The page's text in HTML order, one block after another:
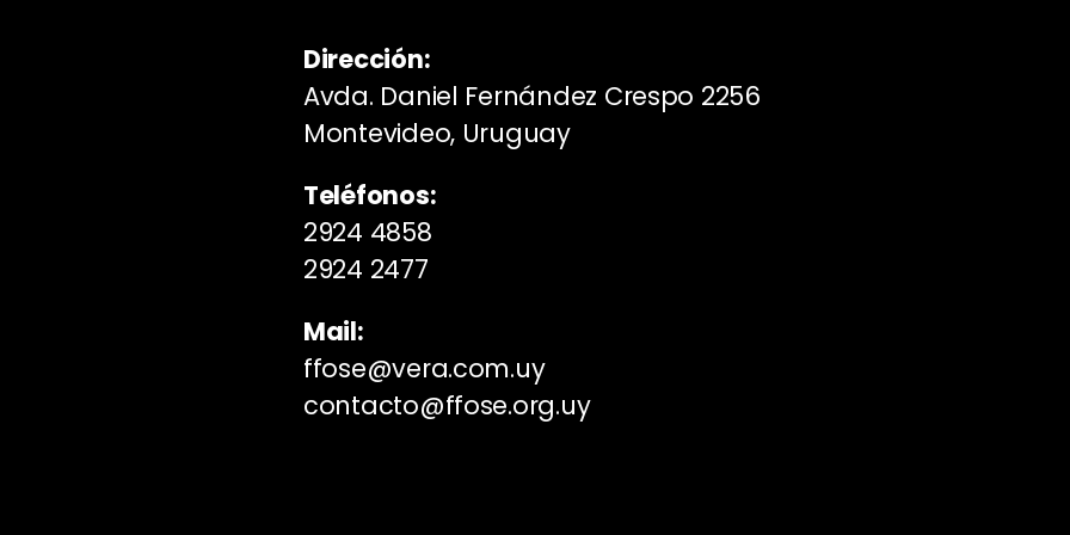
Dirección:
Avda. Daniel Fernández Crespo 2256
Montevideo, Uruguay
Teléfonos:
2924 4858
2924 2477
Mail:
ffose@vera.com.uy
contacto@ffose.org.uy